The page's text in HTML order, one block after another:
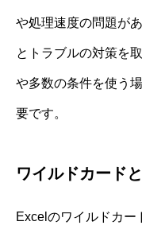
や処理速度の問題が
とトラブルの対策を
や多数の条件を使う
要です。
ワイルドカード
Excelのワイルドカー